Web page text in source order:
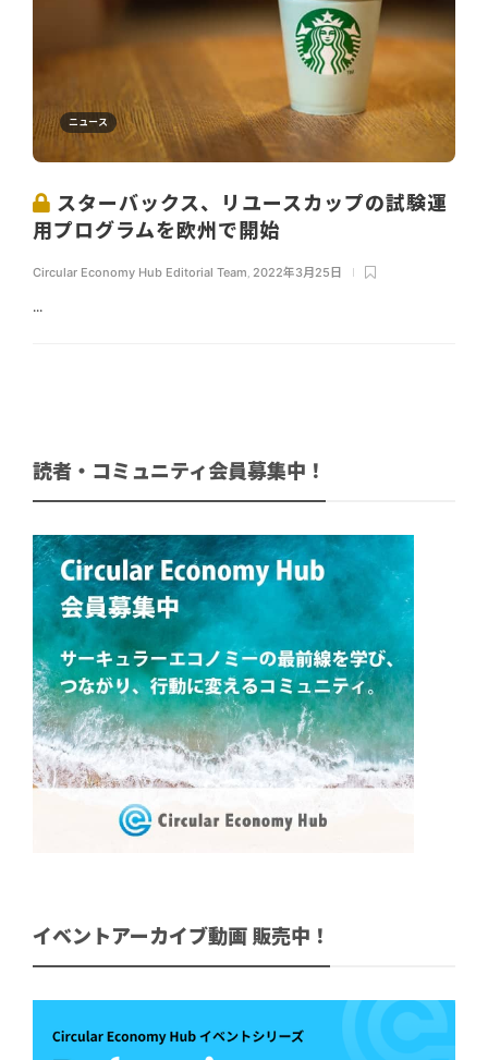
ニュース
スターバックス、リユースカップの試験運
用プログラムを欧州で開始
Circular Economy Hub Editorial Team 2022年3月25日
...
読者・コミュニティ会員募集中！
イベントアーカイブ動画 販売中！